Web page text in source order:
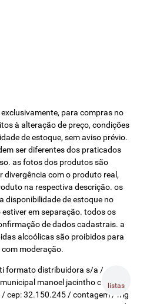
listas
para compras no
à alteração de preço, condições
de estoque, sem aviso prévio.
ser diferentes dos praticados
as fotos dos produtos são
divergência com o produto real,
na respectiva descrição. os
disponibilidade de estoque no
em separação. todos os
de dados cadastrais. a
alcoólicas são proibidos para
com moderação.
formato distribuidora s/a / cnpj:
manoel jacintho coelho
/ cep: 32.150.245 / contagem / mg